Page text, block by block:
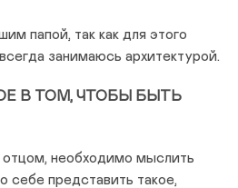
папой, так как для этого
занимаюсь архитектурой.
В ТОМ, ЧТОБЫ БЫТЬ
необходимо мыслить
себе представить такое,